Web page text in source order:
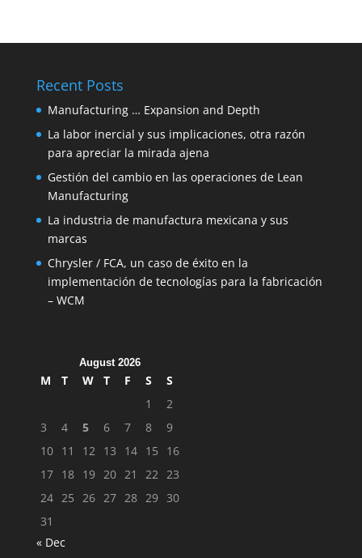
Recent Posts
Manufacturing … Expansion and Depth
La labor inercial y sus implicaciones, otra razón
para apreciar la mirada ajena
Gestión del cambio en las operaciones de Lean
Manufacturing
La industria de manufactura mexicana y sus
marcas
Chrysler / FCA, un caso de éxito en la
implementación de tecnologías para la fabricación
– WCM
August 2026
M T W T F S
S
1
2
3
4 5 6 7 8
9
10 11 12 13 14 15
16
17 18 19 20 21 22 23
24 25 26 27 28 29 30
31
« Dec